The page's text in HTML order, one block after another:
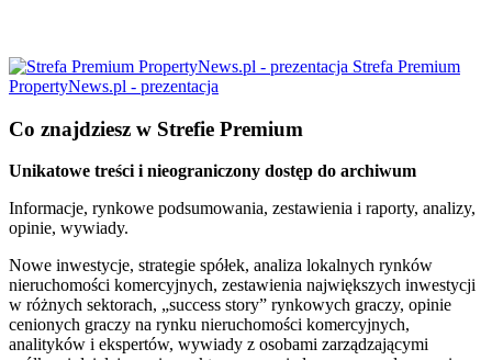
Strefa Premium
PropertyNews.pl - prezentacja
Co znajdziesz w Strefie Premium
Unikatowe treści i nieograniczony dostęp do archiwum
Informacje, rynkowe podsumowania, zestawienia i raporty, analizy,
opinie, wywiady.
Nowe inwestycje, strategie spółek, analiza lokalnych rynków
nieruchomości komercyjnych, zestawienia największych inwestycji
w różnych sektorach, „success story” rynkowych graczy, opinie
cenionych graczy na rynku nieruchomości komercyjnych,
analityków i ekspertów, wywiady z osobami zarządzającymi